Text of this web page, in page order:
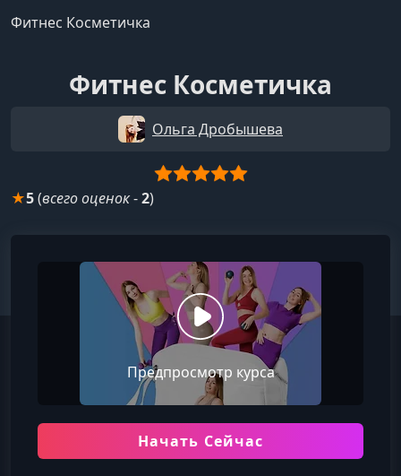
Фитнес Косметичка
Фитнес Косметичка
Ольга Дробышева
★5(всего оценок-2)
Предпросмотр курса
Начать Сейчас